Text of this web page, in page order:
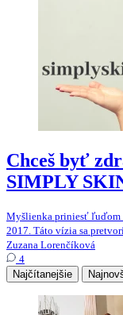
Chceš byť
SIMPLY
Myšlienka priniesť ľuďom
2017. Táto vízia sa
Zuzana Lorenčíková
4
Najčítanejšie